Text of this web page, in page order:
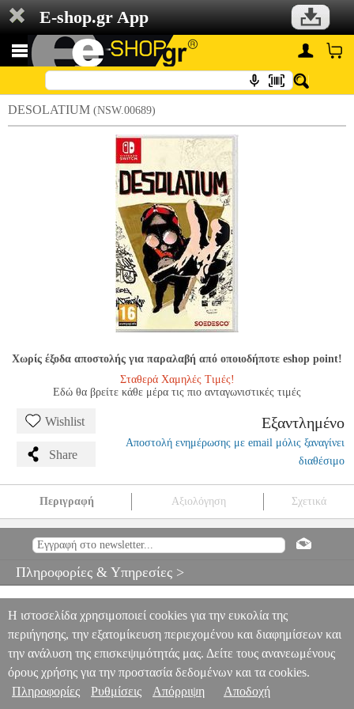
E-shop.gr App
DESOLATIUM (NSW.00689)
Χωρίς έξοδα αποστολής για παραλαβή από οποιοδήποτε eshop point!
Σταθερά Χαμηλές Τιμές!
Εδώ θα βρείτε κάθε μέρα τις πιο ανταγωνιστικές τιμές
Wishlist
Share
Εξαντλημένο
Αποστολή ενημέρωσης με email μόλις ξαναγίνει
διαθέσιμο
Περιγραφή Αξιολόγηση Σχετικά
DESOLATIUM
Πληροφορίες & Υπηρεσίες >
Η ιστοσελίδα χρησιμοποιεί cookies για την ευκολία της
περιήγησης, την εξατομίκευση περιεχομένου και διαφημίσεων και
την ανάλυση της επισκεψιμότητάς μας. Δείτε τους ανανεωμένους
όρους χρήσης για την προστασία δεδομένων και τα cookies.
Πληροφορίες
Ρυθμίσεις Απόρριψη Αποδοχή